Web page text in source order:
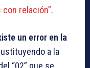
relación”.
un error en la
a la
“02” que se